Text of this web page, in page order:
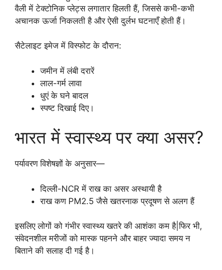
वैली में टेक्टोनिक प्लेट्स लगातार हिलती हैं, जिससे कभी-कभी
अचानक ऊर्जा निकलती है और ऐसी दुर्लभ घटनाएँ होती हैं।
सैटेलाइट इमेज में विस्फोट के दौरान:
जमीन में लंबी दरारें
लाल-गर्म लावा
धुएं के घने बादल
स्पष्ट दिखाई दिए।
भारत में स्वास्थ्य पर क्या असर?
पर्यावरण विशेषज्ञों के अनुसार—
दिल्ली-NCR में राख का असर अस्थायी है
राख कण PM2.5 जैसे खतरनाक प्रदूषण से अलग हैं
इसलिए लोगों को गंभीर स्वास्थ्य खतरे की आशंका कम है|फिर भी,
संवेदनशील मरीजों को मास्क पहनने और बाहर ज्यादा समय न
बिताने की सलाह दी गई है।